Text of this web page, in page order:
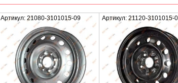
Артикул: 21080-3101015-09 Артикул: 21120-3101015-